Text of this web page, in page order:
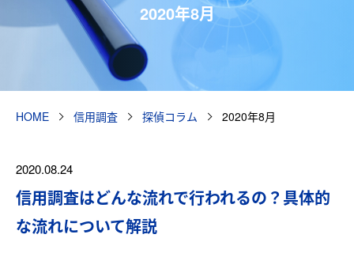
2020年8月
HOME 信用調査 探偵コラム 2020年8月
2020.08.24
信用調査はどんな流れで行われるの？具体的
な流れについて解説